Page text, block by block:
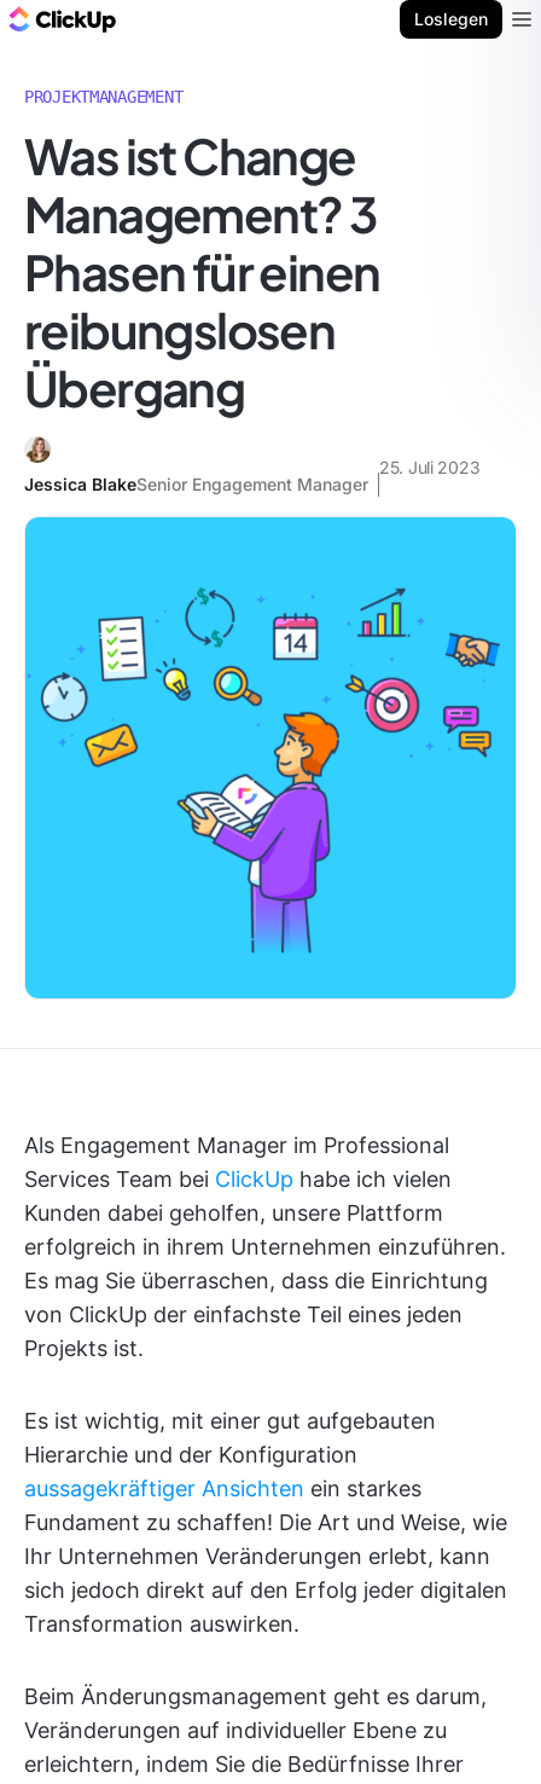
Loslegen
PROJEKTMANAGEMENT
Was ist Change
Management? 3
Phasen für einen
reibungslosen
Übergang
Jessica BlakeSenior Engagement Manager
25. Juli 2023
Als Engagement Manager im Professional
Services Team bei ClickUp habe ich vielen
Kunden dabei geholfen, unsere Plattform
erfolgreich in ihrem Unternehmen einzuführen.
Es mag Sie überraschen, dass die Einrichtung
von ClickUp der einfachste Teil eines jeden
Projekts ist.
Es ist wichtig, mit einer gut aufgebauten
Hierarchie und der Konfiguration
aussagekräftiger Ansichten ein starkes
Fundament zu schaffen! Die Art und Weise, wie
Ihr Unternehmen Veränderungen erlebt, kann
sich jedoch direkt auf den Erfolg jeder digitalen
Transformation auswirken.
Beim Änderungsmanagement geht es darum,
Veränderungen auf individueller Ebene zu
erleichtern, indem Sie die Bedürfnisse Ihrer